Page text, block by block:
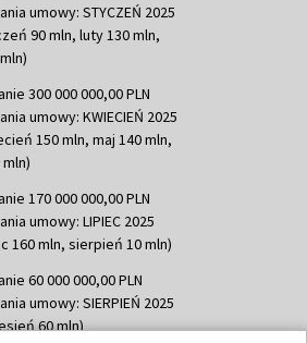
umowy: STYCZEŃ 2025
90 mln, luty 130 mln,
300 000 000,00 PLN
umowy: KWIECIEŃ 2025
150 mln, maj 140 mln,
170 000 000,00 PLN
umowy: LIPIEC 2025
160 mln, sierpień 10 mln)
60 000 000,00 PLN
umowy: SIERPIEŃ 2025
60 mln)